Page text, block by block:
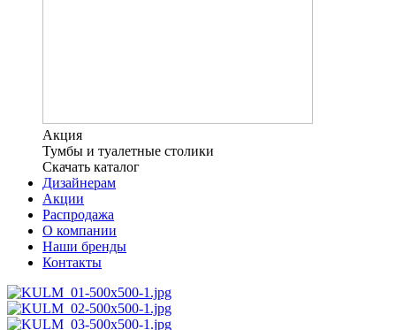
Акция
Тумбы и туалетные столики
Скачать каталог
Дизайнерам
Акции
Распродажа
О компании
Наши бренды
Контакты